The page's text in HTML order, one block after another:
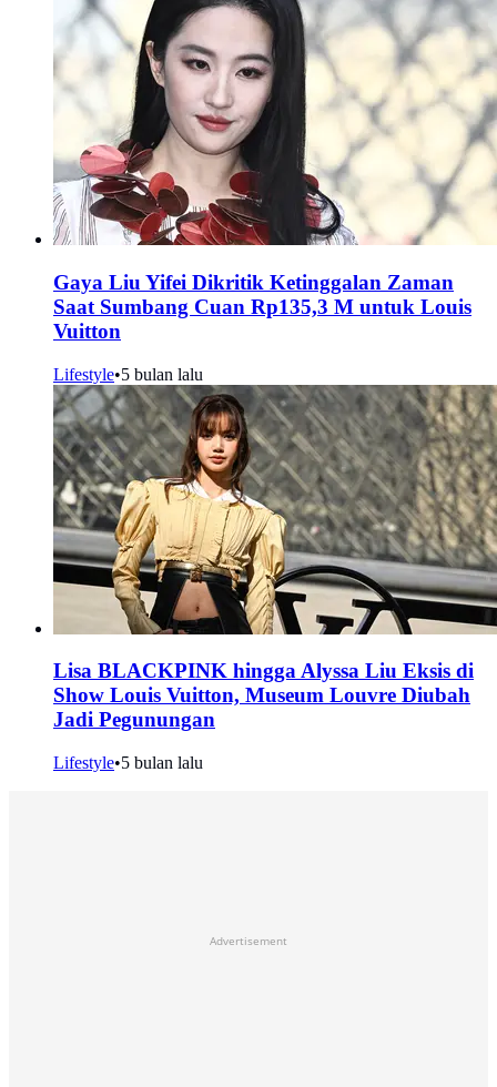
Gaya Liu Yifei Dikritik Ketinggalan Zaman
Saat Sumbang Cuan Rp135,3 M untuk Louis
Vuitton
Lifestyle•5 bulan lalu
Lisa BLACKPINK hingga Alyssa Liu Eksis di
Show Louis Vuitton, Museum Louvre Diubah
Jadi Pegunungan
Lifestyle•5 bulan lalu
Advertisement